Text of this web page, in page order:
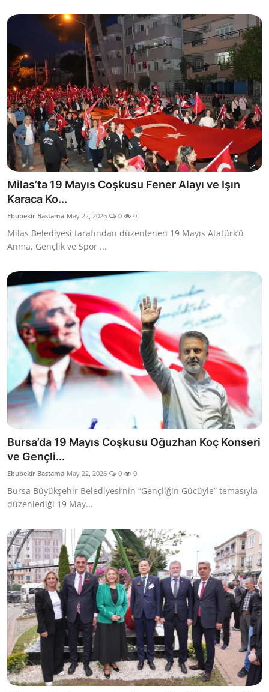
Milas’ta 19 Mayıs Coşkusu Fener Alayı ve Işın
Karaca Ko...
Ebubekir Bastama May 22, 2026 0 0
Milas Belediyesi tarafından düzenlenen 19 Mayıs Atatürk’ü
Anma, Gençlik ve Spor ...
Bursa’da 19 Mayıs Coşkusu Oğuzhan Koç Konseri
ve Gençli...
Ebubekir Bastama May 22, 2026 0 0
Bursa Büyükşehir Belediyesi’nin “Gençliğin Gücüyle” temasıyla
düzenlediği 19 May...